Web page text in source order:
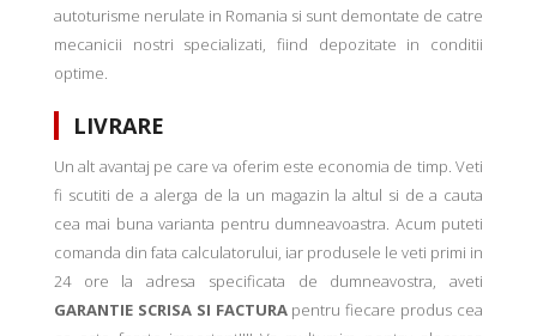
autoturisme nerulate in Romania si sunt demontate de catre
mecanicii nostri specializati, fiind depozitate in conditii
optime.
LIVRARE
Un alt avantaj pe care va oferim este economia de timp. Veti
fi scutiti de a alerga de la un magazin la altul si de a cauta
cea mai buna varianta pentru dumneavoastra. Acum puteti
comanda din fata calculatorului, iar produsele le veti primi in
24 ore la adresa specificata de dumneavostra, aveti
GARANTIE SCRISA SI FACTURApentru fiecare produs cea